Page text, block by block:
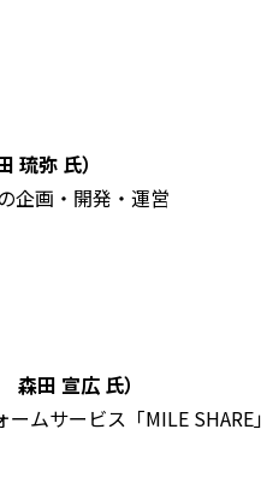
琉弥 氏）
企画・開発・運営
田 宣広 氏）
ムサービス「MILE SHARE